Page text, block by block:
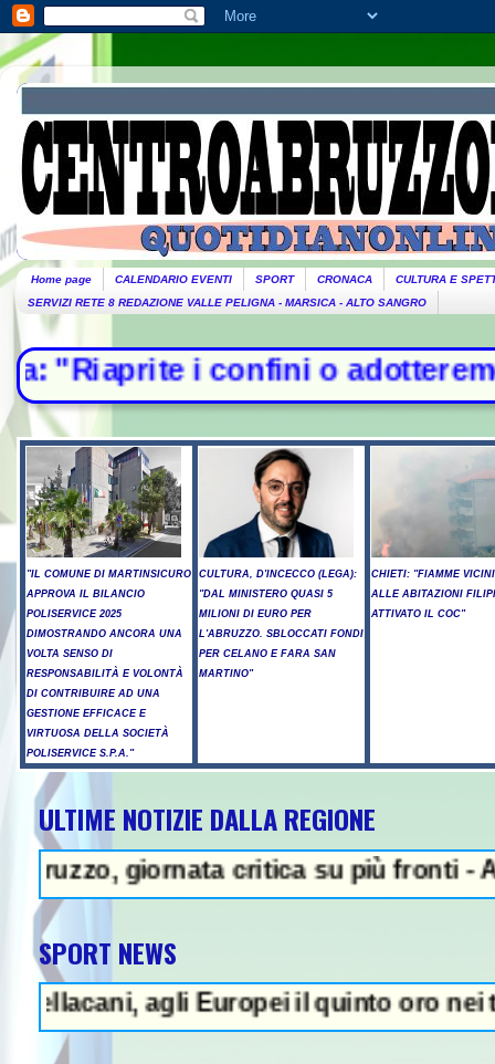
Home page CALENDARIO EVENTI SPORT CRONACA
CULTURA E
SERVIZI RETE 8 REDAZIONE VALLE PELIGNA - MARSICA - ALTO SANGRO
i confini o adotteremo
"IL COMUNE DI MARTINSICURO
APPROVA IL BILANCIO
POLISERVICE 2025
DIMOSTRANDO ANCORA UNA
VOLTA SENSO DI
RESPONSABILITÀ E VOLONTÀ
DI CONTRIBUIRE AD UNA
GESTIONE EFFICACE E
VIRTUOSA DELLA SOCIETÀ
POLISERVICE S.P.A."
CULTURA, D'INCECCO (LEGA):
"DAL MINISTERO QUASI 5
MILIONI DI EURO PER
L'ABRUZZO. SBLOCCATI FONDI
PER CELANO E FARA SAN
MARTINO"
CHIETI: "FIAMME
ALLE ABITAZIONI
ATTIVATO IL COC"
ULTIME NOTIZIE DALLA REGIONE
giornata critica su più fronti - A14,
SPORT NEWS
agli Europei il quinto oro nei tuffi
- Sparatoria in una scuola a